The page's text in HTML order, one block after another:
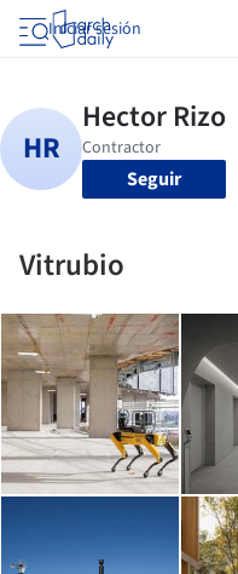
Iniciar sesión
Seguir
Vitrubio